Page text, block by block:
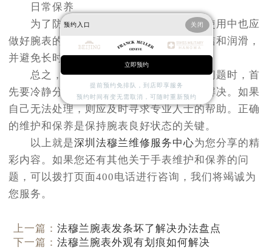
日常保养
为了防止类似问题再次发生，在日常使用中也应
做好腕表的保养工作。定期为腕表进行清洁和润滑，
并避免长时间暴露在极端环境下使用。
总之，面对法穆兰腕表发条上不紧的问题时，首
先要冷静分析原因，并采取相应措施尝试解决。如果
自己无法处理，则应及时寻求专业人士的帮助。正确
的维护和保养是保持腕表良好状态的关键。
以上就是深圳法穆兰维修服务中心为您分享的精
彩内容。如果您还有其他关于手表维护和保养的问
题，可以拨打页面400电话进行咨询，我们将竭诚为
您服务。
上一篇：法穆兰腕表发条坏了解决办法盘点
下一篇：法穆兰腕表外观有划痕如何解决
预约入口 关闭
立即预约
提前预约免排队，到店即享服务
预约时间有变无需取消，可随时重新预约